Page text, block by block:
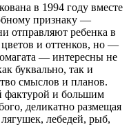
в 1994 году вместе
признаку —
отправляют ребенка в
и оттенков, но —
— интересны не
буквально, так и
смыслов и планов.
фактурой и большим
деликатно размещая
лебедей, рыб,